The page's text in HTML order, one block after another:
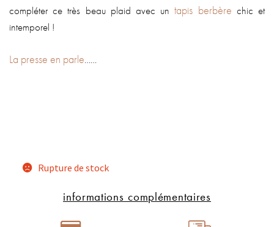
compléter ce très beau plaid avec un tapis berbère chic et
intemporel !
La presse en parle……
Rupture de stock
informations complémentaires